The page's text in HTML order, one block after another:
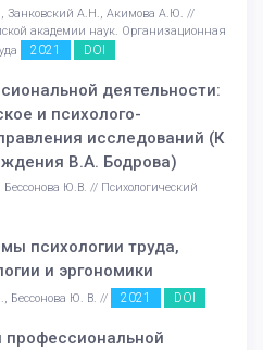
Занковский А.Н., Акимова А.Ю. //
академии наук. Организационная
2021 DOI
деятельности:
и психолого-
исследований (К
В.А. Бодрова)
Ю.В. // Психологический
психологии труда,
и эргономики
Бессонова Ю. В. // 2021 DOI
профессиональной